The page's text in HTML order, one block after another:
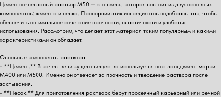
Цементно-песчаный раствор М50 — это смесь, которая состоит из двух основных
компонентов: цемента и песка. Пропорции этих ингредиентов подобраны так, чтобы
обеспечить оптимальное сочетание прочности, пластичности и удобства
использования. Рассмотрим, что делает этот материал таким популярным и какими
характеристиками он обладает.
Основные компоненты раствора
- **Цемент.** В качестве вяжущего вещества используется портландцемент марки
М400 или М500. Именно он отвечает за прочность и твердение раствора после
застывания.
- **Песок.** Для приготовления раствора берут просеянный карьерный или речной